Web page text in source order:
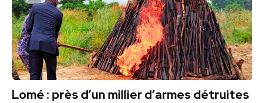
Lomé : près d’un millier d’armes détruites